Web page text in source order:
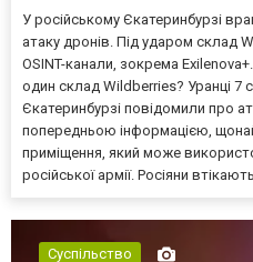
У російському Єкатеринбурзі
атаку дронів. Під ударом склад
OSINT-канали, зокрема
один склад Wildberries? Уранці 7
Єкатеринбурзі повідомили про
попередньою інформацією,
приміщення, який може
російської армії. Росіяни
Суспільство